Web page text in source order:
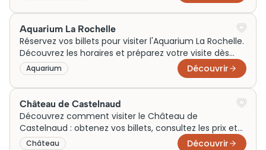
Aquarium La Rochelle
Réservez vos billets pour visiter l'Aquarium La Rochelle.
Découvrez les horaires et préparez votre visite dès
maintenant pour une expérience inoubliable!
Aquarium Découvrir
Château de Castelnaud
Découvrez comment visiter le Château de
Castelnaud : obtenez vos billets, consultez les prix et
planifiez votre visite selon les horaires disponibles.
Château Découvrir